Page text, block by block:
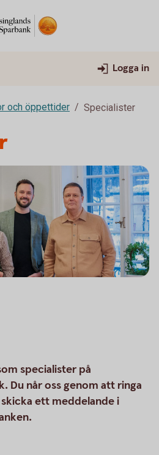
Logga in
och öppettider Specialister
specialister på
Du når oss genom att ringa
ett meddelande i